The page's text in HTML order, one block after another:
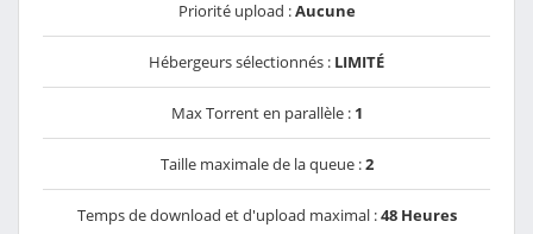
Priorité upload :Aucune
Hébergeurs sélectionnés : LIMITÉ
Max Torrent en parallèle : 1
Taille maximale de la queue :2
Temps de download et d'upload maximal :48 Heures